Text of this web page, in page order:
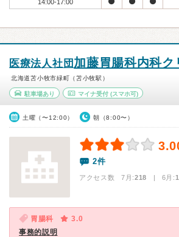
14:00-17:00
医療法人社団 加藤胃腸科内科ク
北海道苫小牧市緑町（苫小牧駅）
駐車場あり マイナ受付(スマホ可)
土曜（〜12:00） 朝（8:00〜）
2件
アクセス数 7月:218 | 6月:
胃腸科
3.0
事務的説明